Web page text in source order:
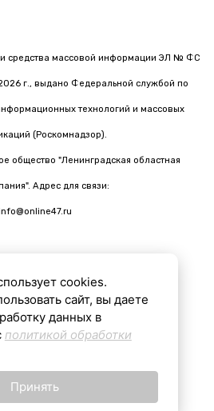
средства массовой информации ЭЛ № ФС
г., выдано Федеральной службой по
технологий и массовых
(Роскомнадзор).
общество "Ленинградская областная
Адрес для связи:
подготовлены с помощью ИИ
16+
cookies.
сайт, вы даете
данных в
политикой обработки
Принять